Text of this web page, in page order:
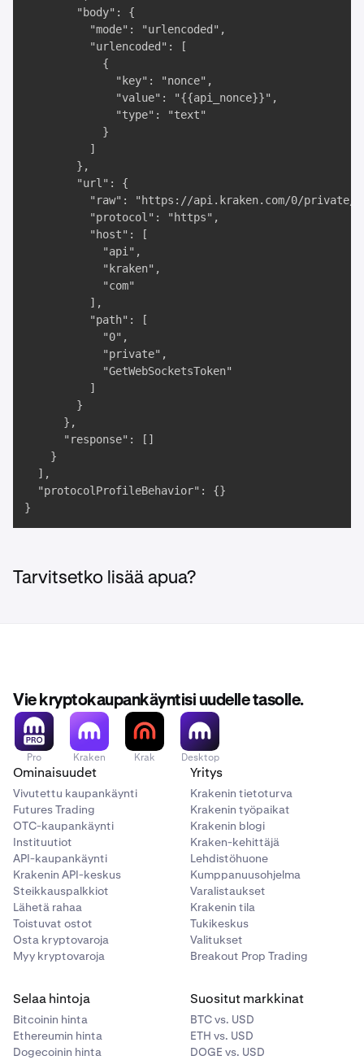
        "body": {
          "mode": "urlencoded",
          "urlencoded": [
            {
              "key": "nonce",
              "value": "{{api_nonce}}",
              "type": "text"
            }
          ]
        },
        "url": {
"raw": "https://api.kraken.com/0/private/
          "protocol": "https",
          "host": [
            "api",
            "kraken",
            "com"
          ],
          "path": [
            "0",
            "private",
            "GetWebSocketsToken"
          ]
        }
      },
      "response": []
    }
  ],
  "protocolProfileBehavior": {}
}
Tarvitsetko lisää apua?
Vie kryptokaupankäyntisi uudelle tasolle.
Pro Kraken Krak Desktop
Ominaisuudet
Vivutettu kaupankäynti
Futures Trading
OTC-kaupankäynti
Instituutiot
API-kaupankäynti
Krakenin API-keskus
Steikkauspalkkiot
Lähetä rahaa
Toistuvat ostot
Osta kryptovaroja
Myy kryptovaroja
Yritys
Krakenin tietoturva
Krakenin työpaikat
Krakenin blogi
Kraken-kehittäjä
Lehdistöhuone
Kumppanuusohjelma
Varalistaukset
Krakenin tila
Tukikeskus
Valitukset
Breakout Prop Trading
Selaa hintoja
Bitcoinin hinta
Ethereumin hinta
Dogecoinin hinta
Suositut markkinat
BTC vs. USD
ETH vs. USD
DOGE vs. USD